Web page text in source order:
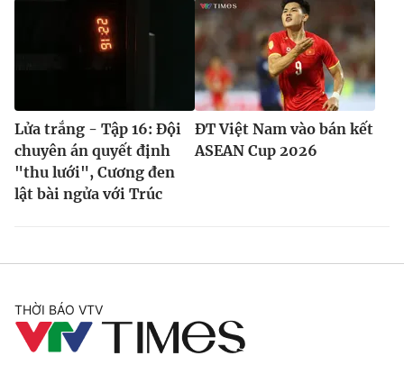
Lửa trắng - Tập 16: Đội
chuyên án quyết định
"thu lưới", Cương đen
lật bài ngửa với Trúc
ĐT Việt Nam vào bán kết
ASEAN Cup 2026
THỜI BÁO VTV